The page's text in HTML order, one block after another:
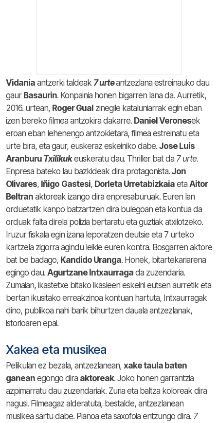
Vidania antzerki taldeak 7 urteantzezlana estreinauko dau
gaur Basaurin. Konpainia honen bigarren lana da. Aurretik,
2016. urtean, Roger Gual zinegile kataluniarrak egin eban
izen bereko filmea antzokira dakarre. Daniel Veronesek
eroan eban lehenengo antzokietara, filmea estreinatu eta
urte bira, eta gaur, euskeraz eskeiniko dabe. Jose Luis
Aranburu Txilikukeuskeratu dau. Thriller bat da 7 urte.
Enpresa bateko lau bazkideak dira protagonista. Jon
Olivares, Iñigo Gastesi, Dorleta Urretabizkaia eta Aitor
Beltran aktoreak izango dira enpresaburuak. Euren lan
orduetatik kanpo batzartzen dira bulegoan eta kontua da
orduak falta direla polizia bertaratu eta guztiak atxilotzeko.
Iruzur fiskala egin izana leporatzen deutsie eta 7 urteko
kartzela zigorra agindu leikie euren kontra. Bosgarren aktore
bat be badago, Kandido Uranga. Honek, bitartekariarena
egingo dau. Agurtzane Intxaurraga da zuzendaria.
Zumaian, ikastetxe bitako ikasleen eskeini eutsen aurretik eta
bertan ikusitako erreakzinoa kontuan hartuta, Intxaurragak
dino, publikoa nahi barik bihurtzen dauala antzezlanak,
istorioaren epai.
Xakea eta musikea
Pelikulan ez bezala, antzezlanean, xake taula baten
ganean egongo dira aktoreak. Joko honen garrantzia
azpimarratu dau zuzendariak. Zuria eta baltza koloreak dira
nagusi. Filmeagaz alderatuta, bestalde, antzezlanean
musikea sartu dabe. Pianoa eta saxofoia entzungo dira. 7